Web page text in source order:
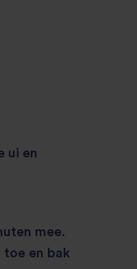
ui en
mee.
toe en bak